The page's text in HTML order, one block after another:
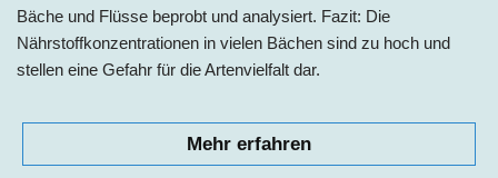
Bäche und Flüsse beprobt und analysiert. Fazit: Die
Nährstoffkonzentrationen in vielen Bächen sind zu hoch und
stellen eine Gefahr für die Artenvielfalt dar.
Mehr erfahren